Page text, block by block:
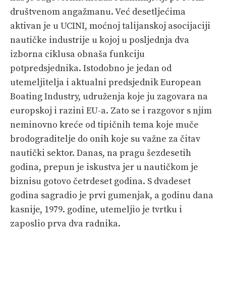
SHOP
društvenom angažmanu. Već desetljećima
aktivan je u UCINI, moćnoj talijanskoj asocijaciji
nautičke industrije u kojoj u posljednja dva
izborna ciklusa obnaša funkciju
potpredsjednika. Istodobno je jedan od
utemeljitelja i aktualni predsjednik European
Boating Industry, udruženja koje ju zagovara na
europskoj i razini EU-a. Zato se i razgovor s njim
neminovno kreće od tipičnih tema koje muče
brodograditelje do onih koje su važne za čitav
nautički sektor. Danas, na pragu šezdesetih
godina, prepun je iskustva jer u nautičkom je
biznisu gotovo četrdeset godina. S dvadeset
godina sagradio je prvi gumenjak, a godinu dana
kasnije, 1979. godine, utemeljio je tvrtku i
zaposlio prva dva radnika.